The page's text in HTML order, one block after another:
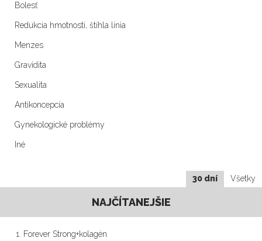
Bolesť
Redukcia hmotnosti, štíhla línia
Menzes
Gravidita
Sexualita
Antikoncepcia
Gynekologické problémy
Iné
30 dní Všetky
NAJČÍTANEJŠIE
Forever Strong+kolagén